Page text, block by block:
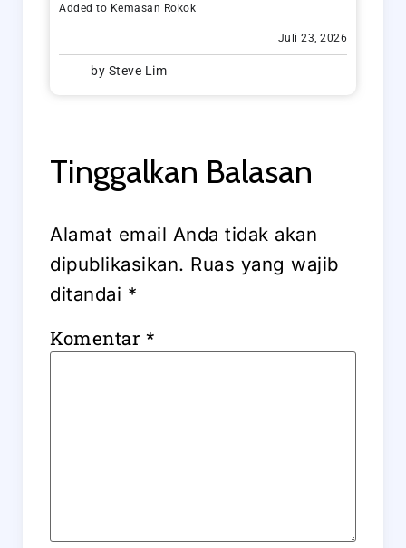
Added to Kemasan Rokok
Juli 23, 2026
by Steve Lim
Tinggalkan Balasan
Alamat email Anda tidak akan
dipublikasikan. Ruas yang wajib
ditandai *
Komentar *